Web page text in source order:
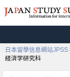
日本留學信息網站JPSS
経済学研究科